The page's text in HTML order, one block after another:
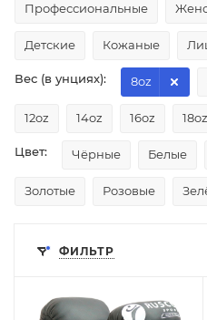
Профессиональные
Детские Кожаные
Вес (в унциях): 8oz
12oz 14oz 16oz 18oz
Цвет: Чёрные Белые
Золотые Розовые
ФИЛЬТР